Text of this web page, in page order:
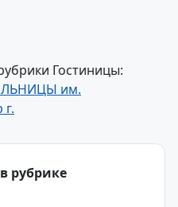
Гостиницы:
им.
рубрике